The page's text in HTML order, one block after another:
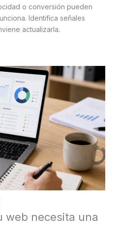
o conversión pueden
Identifica señales
actualizarla.
web necesita una